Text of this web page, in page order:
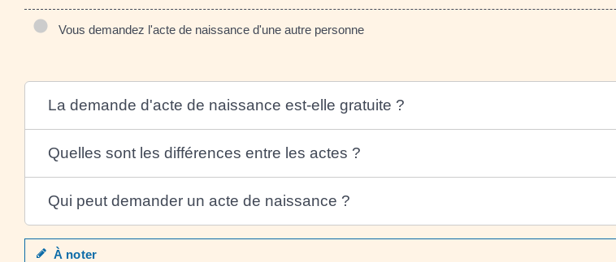
Vous demandez l'acte de naissance d'une autre personne
La demande d'acte de naissance est-elle gratuite ?
Quelles sont les différences entre les actes ?
Qui peut demander un acte de naissance ?
À noter